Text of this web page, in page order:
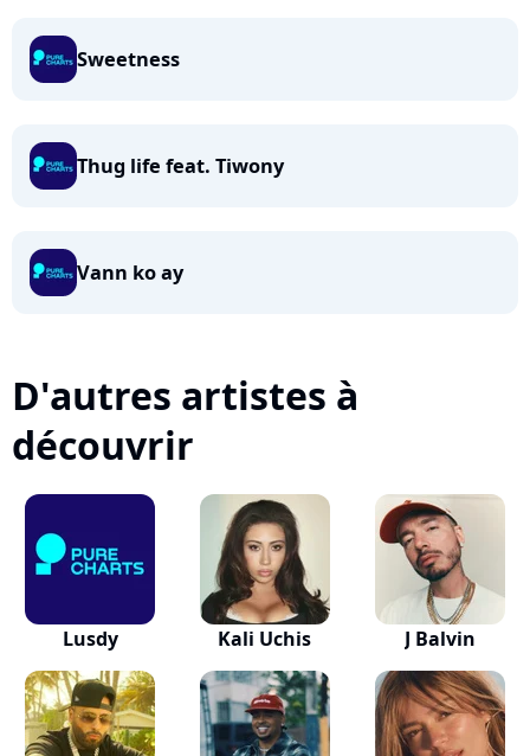
Sweetness
Thug life feat. Tiwony
Vann ko ay
D'autres artistes à
découvrir
Lusdy Kali Uchis J Balvin